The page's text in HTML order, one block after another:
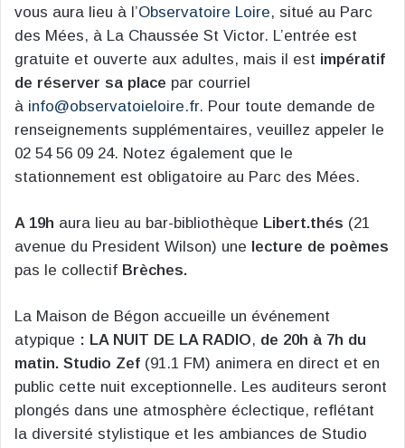
vous aura lieu à l’Observatoire Loire, situé au Parc
des Mées, à La Chaussée St Victor. L’entrée est
gratuite et ouverte aux adultes, mais il est impératif
de réserver sa place par courriel
à info@observatoieloire.fr. Pour toute demande de
renseignements supplémentaires, veuillez appeler le
02 54 56 09 24. Notez également que le
stationnement est obligatoire au Parc des Mées.
A 19h aura lieu au bar-bibliothèque Libert.thés (21
avenue du President Wilson) une lecture de poèmes
pas le collectif Brèches.
La Maison de Bégon accueille un événement
atypique : LA NUIT DE LA RADIO, de 20h à 7h du
matin. Studio Zef (91.1 FM) animera en direct et en
public cette nuit exceptionnelle. Les auditeurs seront
plongés dans une atmosphère éclectique, reflétant
la diversité stylistique et les ambiances de Studio